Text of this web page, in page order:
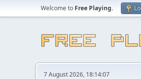
Welcome to Free Playing.
7 August 2026, 18:14:07